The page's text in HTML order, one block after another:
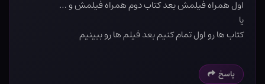
اول همراه فیلمش بعد کتاب دوم همراه فیلمش و …
یا
کتاب ها رو اول تمام کنیم بعد فیلم ها رو ببینیم
پاسخ